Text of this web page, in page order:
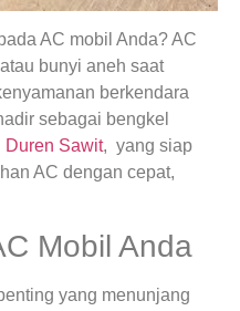
AC mobil Anda? AC
bunyi aneh saat
berkendara
sebagai bengkel
Duren Sawit, yang siap
AC dengan cepat,
Mobil Anda
yang menunjang